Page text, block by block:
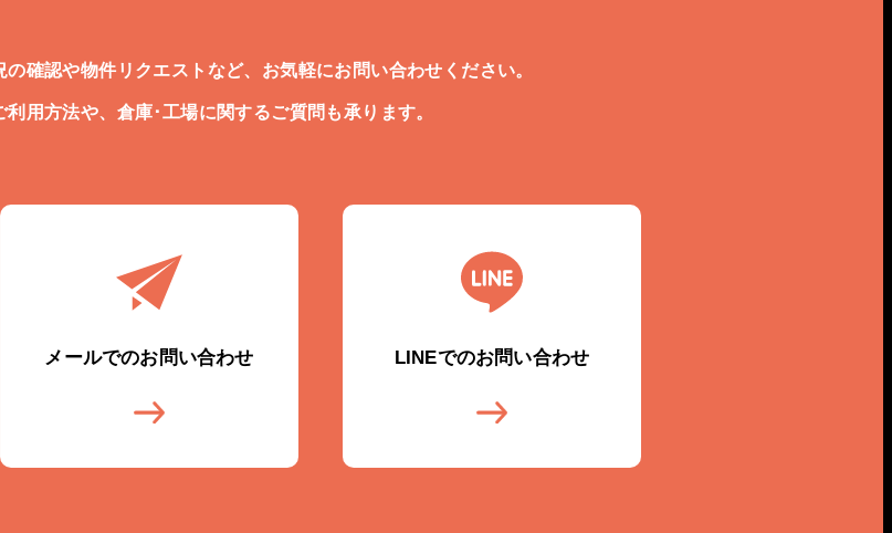
の確認や物件リクエストなど、お気軽にお問い合わせください。
利用方法や、倉庫･工場に関するご質問も承ります。
メールでのお問い合わせ LINEでのお問い合わせ